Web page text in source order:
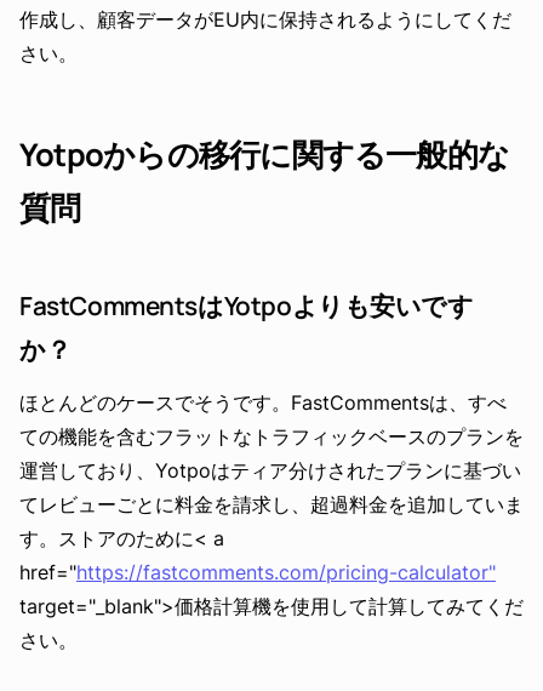
作成し、顧客データがEU内に保持されるようにしてくだ
さい。
Yotpoからの移行に関する一般的な
質問
FastCommentsはYotpoよりも安いです
か？
ほとんどのケースでそうです。FastCommentsは、すべ
ての機能を含むフラットなトラフィックベースのプランを
運営しており、Yotpoはティア分けされたプランに基づい
てレビューごとに料金を請求し、超過料金を追加していま
す。ストアのために< a
href="https://fastcomments.com/pricing-calculator"
target="_blank">価格計算機を使用して計算してみてくだ
さい。